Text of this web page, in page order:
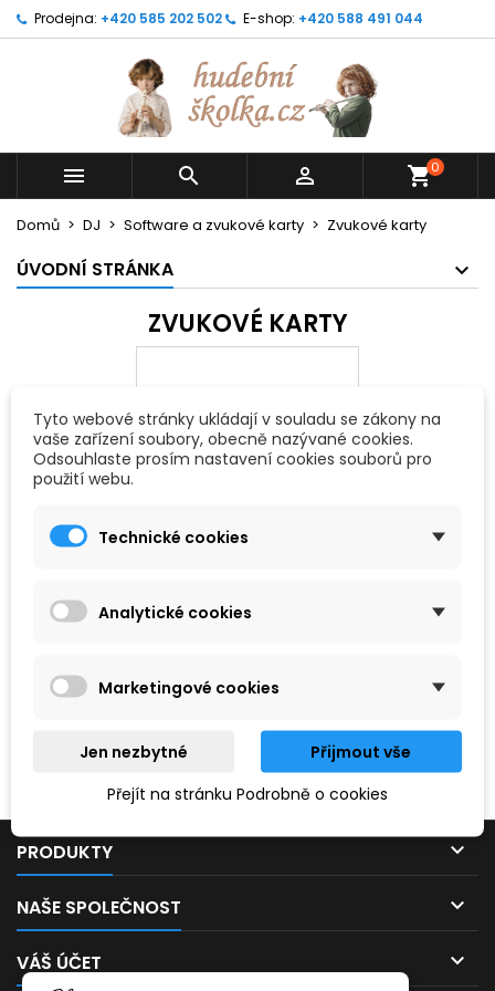
Prodejna: +420 585 202 502 E-shop: +420 588 491 044
   shopping_cart0
Domů DJ Software a zvukové karty Zvukové karty
ÚVODNÍ STRÁNKA
ZVUKOVÉ KARTY
Prosím, zkuste zadat něco jiného.
PRODUKTY 
NAŠE SPOLEČNOST 
VÁŠ ÚČET 
Tyto webové stránky ukládají v souladu se zákony na
vaše zařízení soubory, obecně nazývané cookies.
Odsouhlaste prosím nastavení cookies souborů pro
použití webu.
Technické cookies
Analytické cookies
Marketingové cookies
Jen nezbytné
Přijmout vše
Přejít na stránku Podrobně o cookies